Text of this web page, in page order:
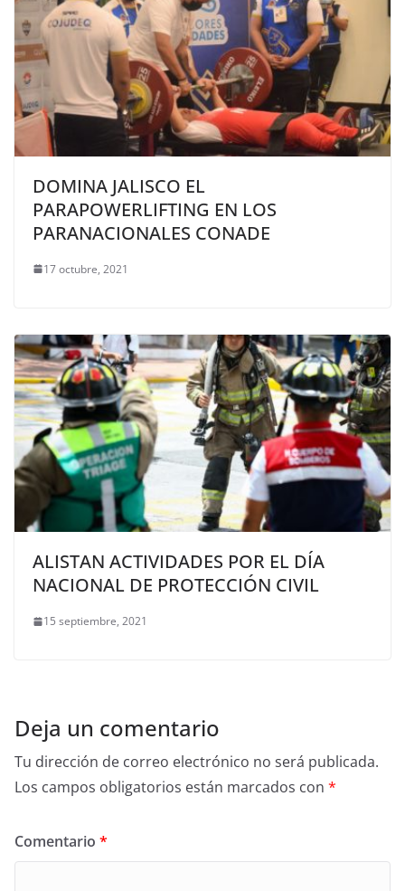
DOMINA JALISCO EL
PARAPOWERLIFTING EN LOS
PARANACIONALES CONADE
17 octubre, 2021
ALISTAN ACTIVIDADES POR EL DÍA
NACIONAL DE PROTECCIÓN CIVIL
15 septiembre, 2021
Deja un comentario
Tu dirección de correo electrónico no será publicada.
Los campos obligatorios están marcados con *
Comentario *